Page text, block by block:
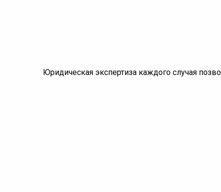
Юридическая экспертиза каждого случая